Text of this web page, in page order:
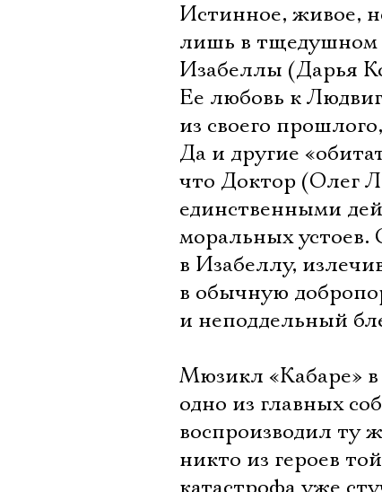
Истинное, живое,
лишь в тщедушном
Изабеллы (Дарья
Ее любовь к
из своего
Да и другие
что Доктор (Олег
единственными
моральных
в Изабеллу,
в обычную
и неподдельный
Мюзикл «Кабаре»
одно из главных
воспроизводил ту
никто из героев